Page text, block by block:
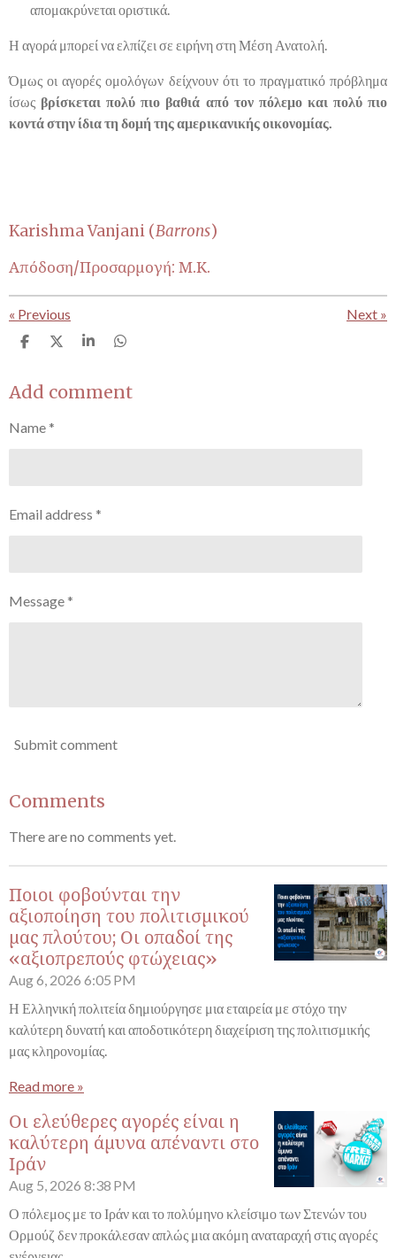
απομακρύνεται οριστικά.
Η αγορά μπορεί να ελπίζει σε ειρήνη στη Μέση Ανατολή.
Όμως οι αγορές ομολόγων δείχνουν ότι το πραγματικό πρόβλημα
ίσως βρίσκεται πολύ πιο βαθιά από τον πόλεμο και πολύ πιο
κοντά στην ίδια τη δομή της αμερικανικής οικονομίας.
Karishma Vanjani (Barrons)
Απόδοση/Προσαρμογή: Μ.Κ.
« Previous Next »
S
r
e
S
r
e
S
r
e
S
r
e
Add comment
Name *
Email address *
Message *
Submit comment
Comments
There are no comments yet.
Ποιοι φοβούνται την
αξιοποίηση του πολιτισμικού
μας πλούτου; Οι οπαδοί της
«αξιοπρεπούς φτώχειας»
Aug 6, 2026 6:05 PM
Η Ελληνική πολιτεία δημιούργησε μια εταιρεία με στόχο την
καλύτερη δυνατή και αποδοτικότερη διαχείριση της πολιτισμικής
μας κληρονομίας.
Read more »
Οι ελεύθερες αγορές είναι η
καλύτερη άμυνα απέναντι στο
Ιράν
Aug 5, 2026 8:38 PM
Ο πόλεμος με το Ιράν και το πολύμηνο κλείσιμο των Στενών του
Ορμούζ δεν προκάλεσαν απλώς μια ακόμη αναταραχή στις αγορές